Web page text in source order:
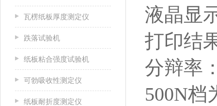
瓦楞纸板厚度测定仪
跌落试验机
纸板粘合强度试验机
可勃吸收性测定仪
纸板耐折度测定仪
液晶显
打印结
分辩率
500N档